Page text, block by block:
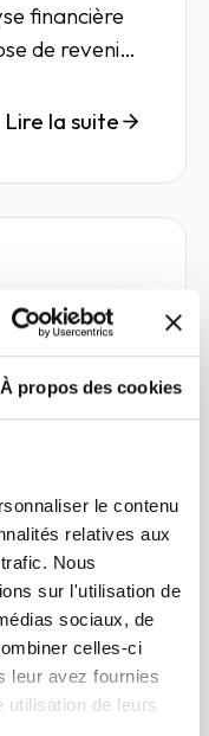
À propos des cookies
le contenu
relatives aux
Nous
sur l'utilisation de
sociaux, de
celles-ci
leur avez fournies
utilisation de leurs
financière
de revenir
Lire la suite
un outil
pour
le credit
principaux
tableau de
Lire la suite